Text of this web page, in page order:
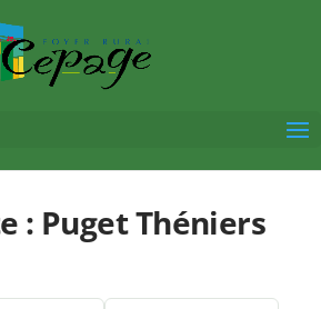
: Puget Théniers